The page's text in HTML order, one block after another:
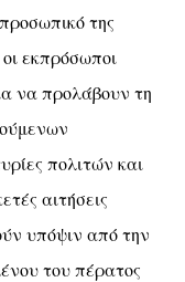
της
οι εκπρόσωποι
να προλάβουν τη
πολιτών και
αιτήσεις
υπόψιν από την
του πέρατος